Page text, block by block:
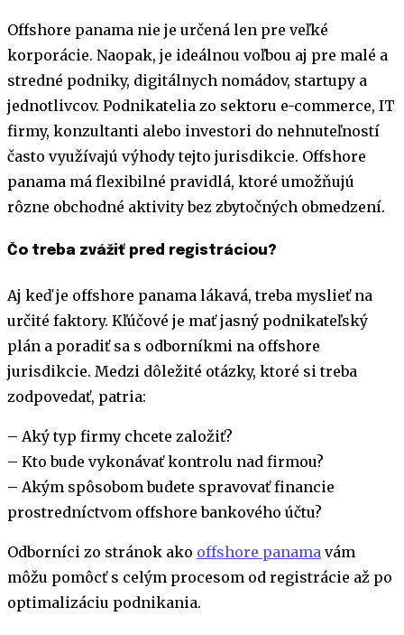
Offshore panama nie je určená len pre veľké
korporácie. Naopak, je ideálnou voľbou aj pre malé a
stredné podniky, digitálnych nomádov, startupy a
jednotlivcov. Podnikatelia zo sektoru e-commerce, IT
firmy, konzultanti alebo investori do nehnuteľností
často využívajú výhody tejto jurisdikcie. Offshore
panama má flexibilné pravidlá, ktoré umožňujú
rôzne obchodné aktivity bez zbytočných obmedzení.
Čo treba zvážiť pred registráciou?
Aj keď je offshore panama lákavá, treba myslieť na
určité faktory. Kľúčové je mať jasný podnikateľský
plán a poradiť sa s odborníkmi na offshore
jurisdikcie. Medzi dôležité otázky, ktoré si treba
zodpovedať, patria:
– Aký typ firmy chcete založiť?
– Kto bude vykonávať kontrolu nad firmou?
– Akým spôsobom budete spravovať financie
prostredníctvom offshore bankového účtu?
Odborníci zo stránok ako offshore panama vám
môžu pomôcť s celým procesom od registrácie až po
optimalizáciu podnikania.